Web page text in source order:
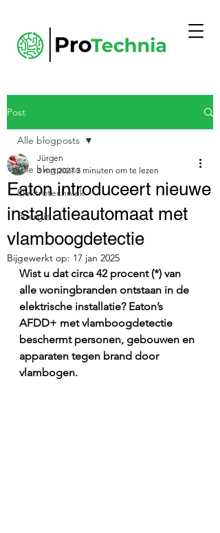
Post
Alle blogposts
Elektrotechniek
Energie
Alle blogposts
Eaton introduceert nieuwe
installatieautomaat met
vlamboogdetectie
Jürgen
3 mrt 2021 3 minuten om te lezen
Bijgewerkt op: 17 jan 2025
Wist u dat circa 42 procent (*) van
alle woningbranden ontstaan in de
elektrische installatie? Eaton’s
AFDD+ met vlamboogdetectie
beschermt personen, gebouwen en
apparaten tegen brand door
vlambogen.